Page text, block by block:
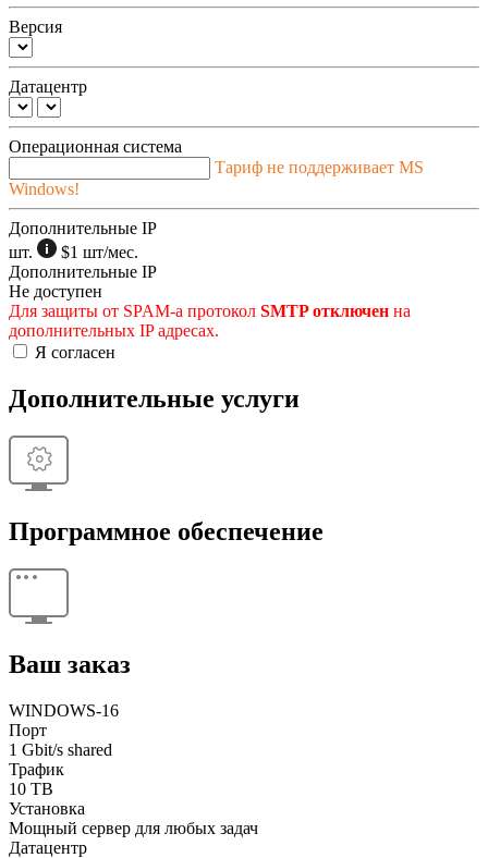
Версия
Датацентр
Операционная система
Тариф не поддерживает MS
Windows!
Дополнительные IP
шт.
$1 шт/мес.
Дополнительные IP
Не доступен
Для защиты от SPAM-а протокол SMTP отключен на
дополнительных IP адресах.
Я согласен
Дополнительные услуги
Программное обеспечение
Ваш заказ
WINDOWS-16
Порт
1 Gbit/s shared
Трафик
10 TB
Установка
Мощный сервер для любых задач
Датацентр